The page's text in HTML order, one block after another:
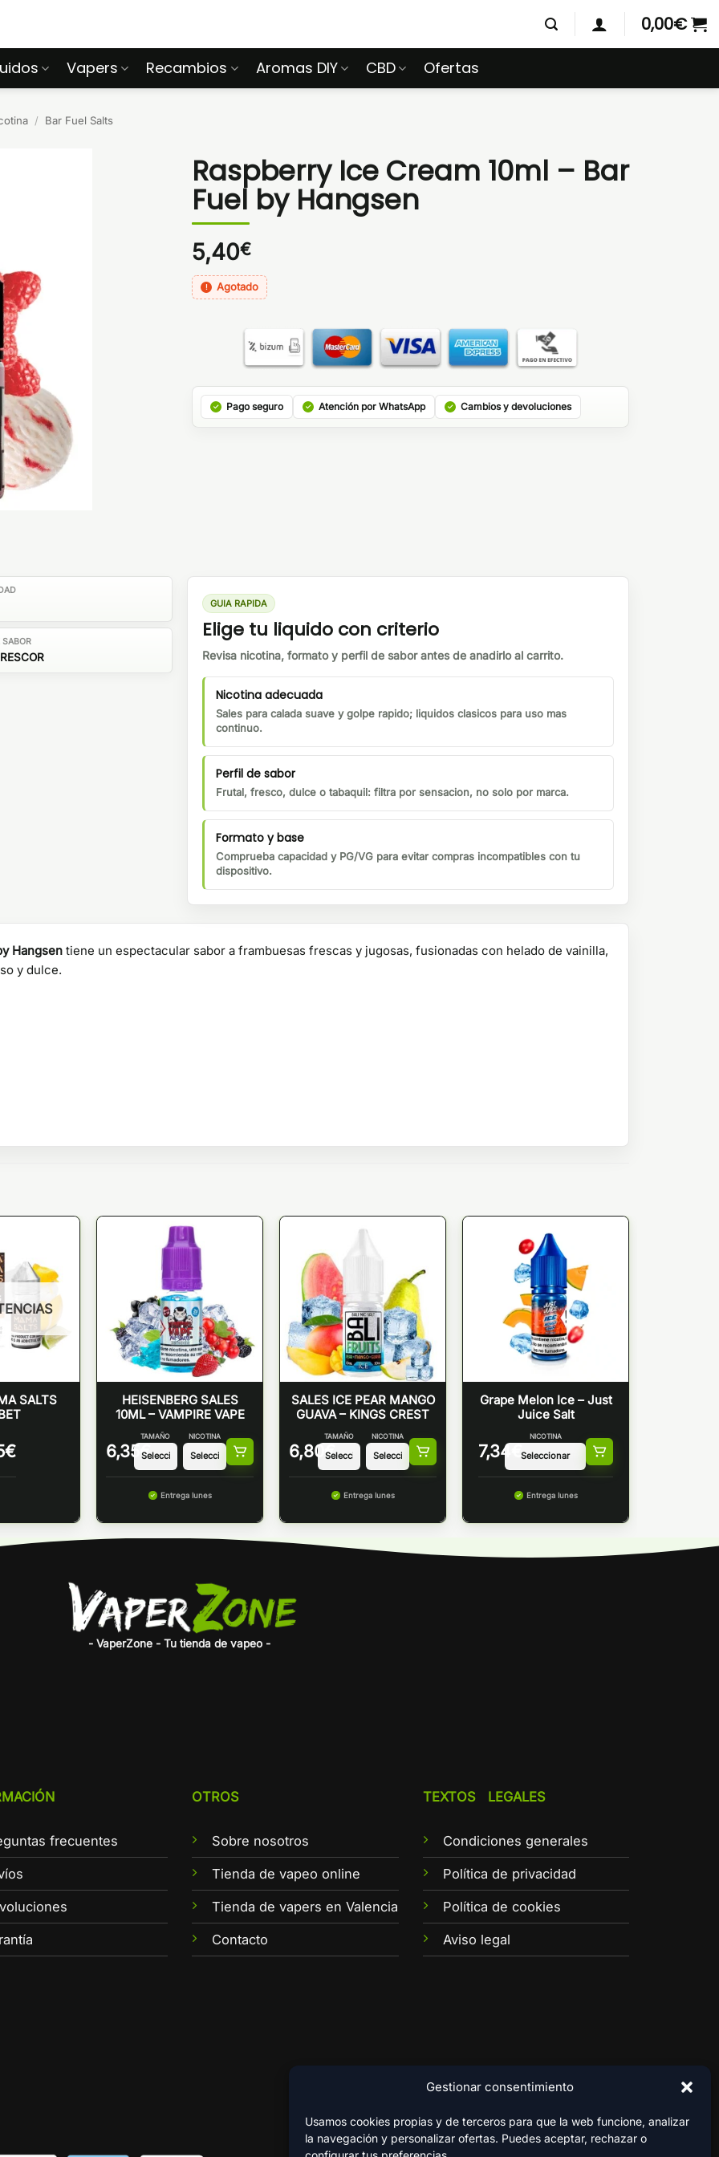
Gestionar consentimiento
Usamos cookies propias y de terceros para que la web funcione, analizar
la navegación y personalizar ofertas. Puedes aceptar, rechazar o
0,00€
Vapers Recambios Aromas DIY CBD Ofertas
/ Bar Fuel Salts
Raspberry Ice Cream 10ml – Bar
Fuel by Hangsen
5,40€
Agotado
Pago seguro Atención por WhatsApp Cambios y devoluciones
SABOR
GUIA RAPIDA
Elige tu liquido con criterio
Revisa nicotina, formato y perfil de sabor antes de anadirlo al carrito.
Nicotina adecuada
Sales para calada suave y golpe rapido; liquidos clasicos para uso mas
continuo.
Perfil de sabor
Frutal, fresco, dulce o tabaquil: filtra por sensacion, no solo por marca.
Formato y base
Comprueba capacidad y PG/VG para evitar compras incompatibles con tu
dispositivo.
Hangsen tiene un espectacular sabor a frambuesas frescas y jugosas, fusionadas con helado de vainilla,
y dulce.
SALTS
€
HEISENBERG SALES
10ML – VAMPIRE VAPE
6,35 €
TAMAÑO NICOTINA
Entrega lunes
SALES ICE PEAR MANGO
GUAVA – KINGS CREST
6,80 €
TAMAÑO NICOTINA
Entrega lunes
Grape Melon Ice – Just
Juice Salt
7,34 €
NICOTINA
Entrega lunes
- VaperZone - Tu tienda de vapeo -
frecuentes
OTROS
Sobre nosotros
Tienda de vapeo online
Tienda de vapers en Valencia
Contacto
TEXTOS LEGALES
Condiciones generales
Política de privacidad
Política de cookies
Aviso legal